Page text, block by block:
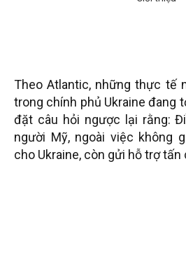
Theo Atlantic, những thực tế
trong chính phủ Ukraine đang
đặt câu hỏi ngược lại rằng:
người Mỹ, ngoài việc không
cho Ukraine, còn gửi hỗ trợ tấn